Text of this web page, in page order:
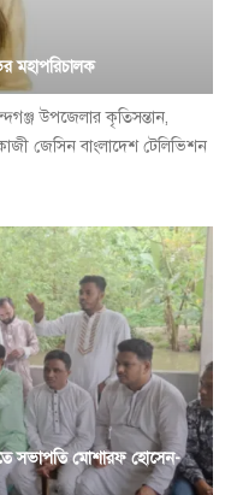
মহাপরিচালক
উপজেলার কৃতিসন্তান,
জেসিন বাংলাদেশ টেলিভিশন
সভাপতি মোশারফ হোসেন-